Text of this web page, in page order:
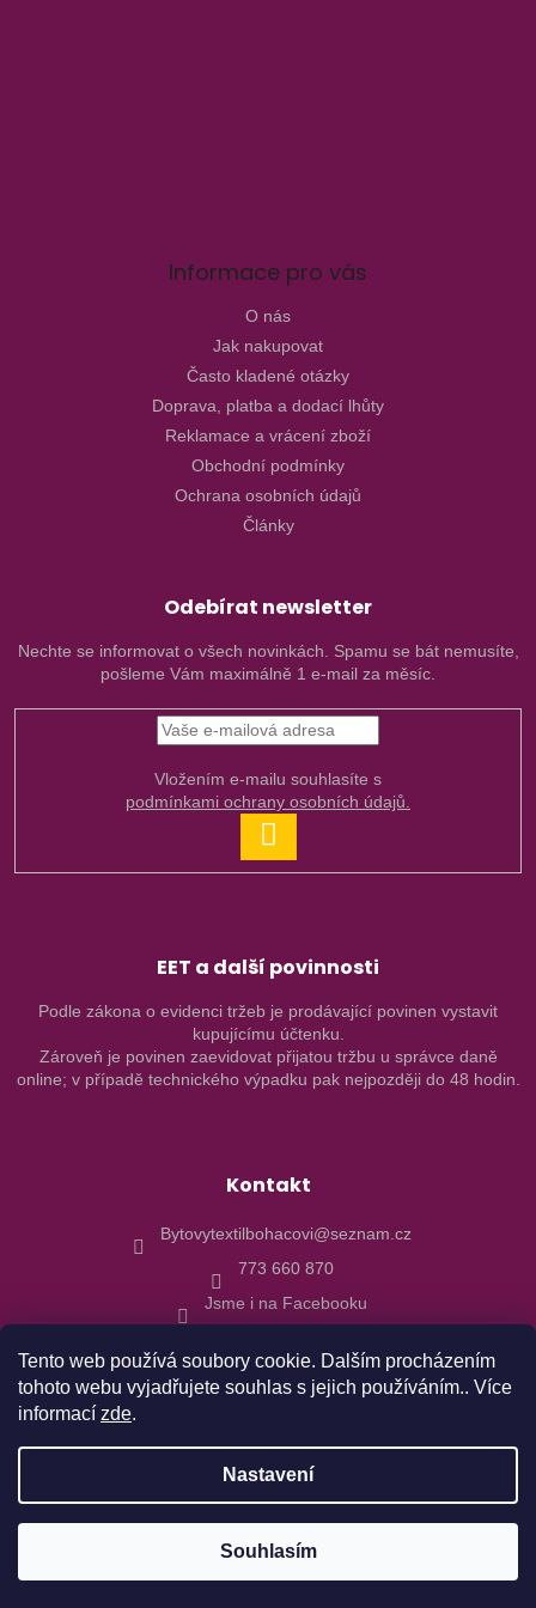
Tento web používá soubory cookie. Dalším procházením
tohoto webu vyjadřujete souhlas s jejich používáním.. Více
informací zde.
Nastavení
Souhlasím
Objednávky realizované od 10.8. budu expedovány 17.8.2026 z
Informace pro vás
O nás
Jak nakupovat
Často kladené otázky
Doprava, platba a dodací lhůty
Reklamace a vrácení zboží
Obchodní podmínky
Ochrana osobních údajů
Články
Odebírat newsletter
Nechte se informovat o všech novinkách. Spamu se bát nemusíte,
pošleme Vám maximálně 1 e-mail za měsíc.
podmínkami ochrany osobních údajů.
SE
EET a další povinnosti
Podle zákona o evidenci tržeb je prodávající povinen vystavit
kupujícímu účtenku.
Zároveň je povinen zaevidovat přijatou tržbu u správce daně
online; v případě technického výpadku pak nejpozději do 48 hodin.
Kontakt
Bytovytextilbohacovi@seznam.cz
773 660 870
Jsme i na Facebooku
vyhrazena.